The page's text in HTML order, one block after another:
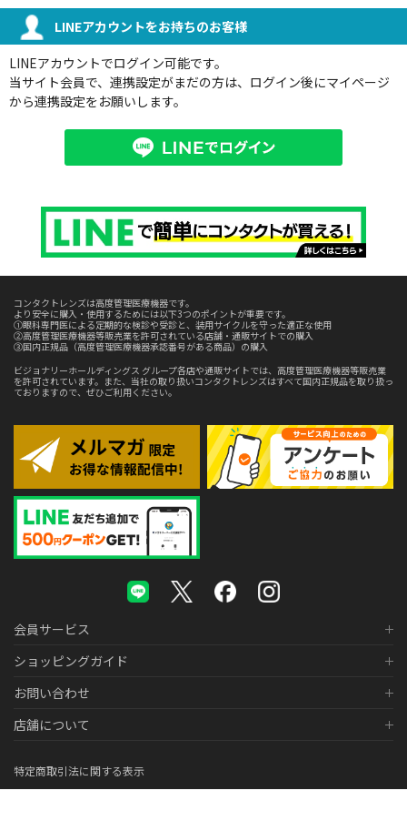
LINEアカウントをお持ちのお客様
LINEアカウントでログイン可能です。
当サイト会員で、連携設定がまだの方は、ログイン後にマイページ
から連携設定をお願いします。
コンタクトレンズは高度管理医療機器です。
より安全に購入・使用するためには以下3つのポイントが重要です。
①眼科専門医による定期的な検診や受診と、装用サイクルを守った適正な使用
②高度管理医療機器等販売業を許可されている店舗・通販サイトでの購入
③国内正規品（高度管理医療機器承認番号がある商品）の購入
ビジョナリーホールディングス グループ各店や通販サイトでは、高度管理医療機器等販売業
を許可されています。また、当社の取り扱いコンタクトレンズはすべて国内正規品を取り扱っ
ておりますので、ぜひご利用ください。
会員サービス
ショッピングガイド
お問い合わせ
店舗について
特定商取引法に関する表示